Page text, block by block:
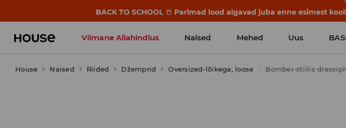
BACK TO SCHOOL 📒 Parimad lood algavad juba enne esimest
Viimane Allahindlus Naised Mehed Uus
House Naised Riided Džemprid Oversized-lõikega, loose Bomber-stiilis